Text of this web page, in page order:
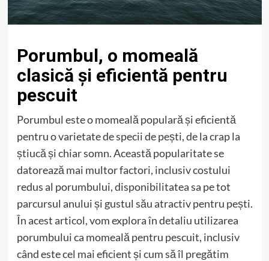
Porumbul, o momeală
clasică și eficientă pentru
pescuit
Porumbul este o momeală populară și eficientă
pentru o varietate de specii de pești, de la crap la
știucă și chiar somn. Această popularitate se
datorează mai multor factori, inclusiv costului
redus al porumbului, disponibilitatea sa pe tot
parcursul anului și gustul său atractiv pentru pești.
În acest articol, vom explora în detaliu utilizarea
porumbului ca momeală pentru pescuit, inclusiv
când este cel mai eficient și cum să îl pregătim